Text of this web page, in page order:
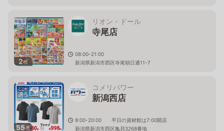
2枚
リオン・ドール
寺尾店
08:00-21:00
新潟県新潟市西区寺尾朝日通11-7
55枚
コメリパワー
新潟西店
9:00-20:00 平日の資材館は7:00開店
新潟県新潟市西区亀貝3268番地